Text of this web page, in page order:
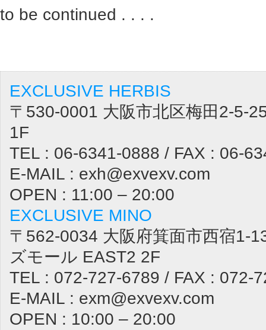
to be continued . . . .
EXCLUSIVE HERBIS
〒530-0001 大阪市北区梅田2-5-
1F
TEL : 06-6341-0888 / FAX : 06-
E-MAIL : exh@exvexv.com
OPEN : 11:00 – 20:00
EXCLUSIVE MINO
〒562-0034 大阪府箕面市西宿1-
ズモール EAST2 2F
TEL : 072-727-6789 / FAX : 072-
E-MAIL : exm@exvexv.com
OPEN : 10:00 – 20:00